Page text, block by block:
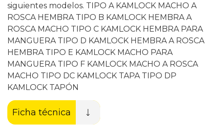
siguientes modelos. TIPO A KAMLOCK MACHO A
ROSCA HEMBRA TIPO B KAMLOCK HEMBRA A
ROSCA MACHO TIPO C KAMLOCK HEMBRA PARA
MANGUERA TIPO D KAMLOCK HEMBRA A ROSCA
HEMBRA TIPO E KAMLOCK MACHO PARA
MANGUERA TIPO F KAMLOCK MACHO A ROSCA
MACHO TIPO DC KAMLOCK TAPA TIPO DP
KAMLOCK TAPÓN
Ficha técnica